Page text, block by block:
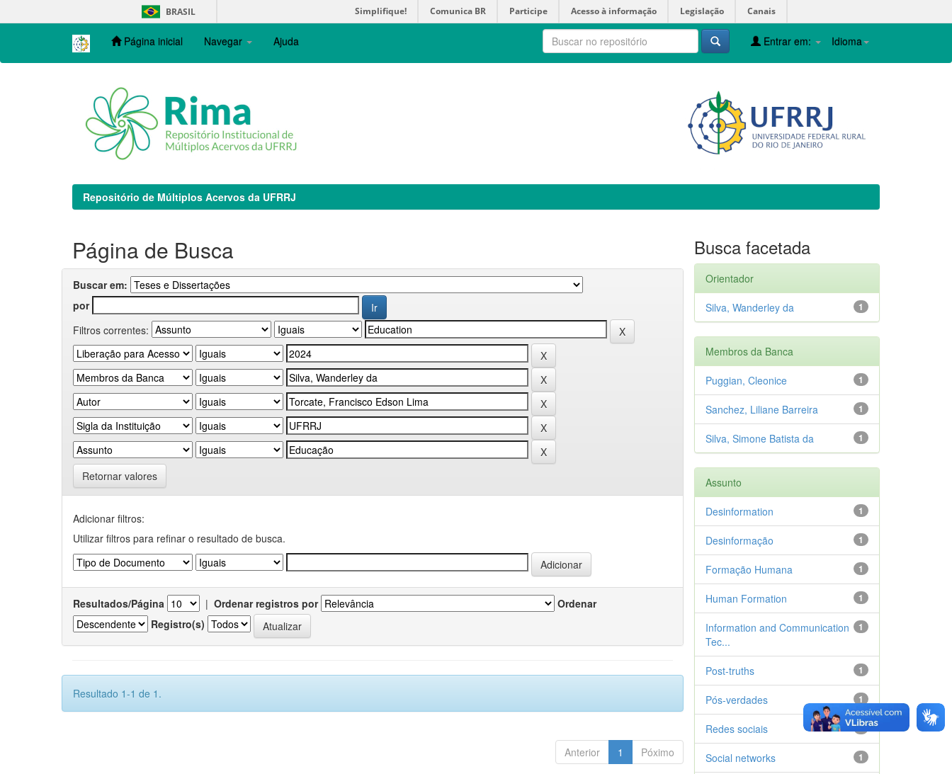
navigation
BRASIL Simplifique! Comunica BR Participe Acesso à informação Legislação Canais
Página inicial Navegar Ajuda Idioma
Entrar em:
Repositório de Múltiplos Acervos da UFRRJ
Página de Busca
Buscar em:
por
Filtros correntes:
Retornar valores
Adicionar filtros:
Utilizar filtros para refinar o resultado de busca.
Resultados/Página | Ordenar registros por
Ordenar
Registro(s)
Resultado 1-1 de 1.
Anterior 1 Póximo
Busca facetada
Orientador
1
Silva, Wanderley da
Membros da Banca
1
Puggian, Cleonice
1
Sanchez, Liliane Barreira
1
Silva, Simone Batista da
Assunto
1
Desinformation
1
Desinformação
1
Formação Humana
1
Human Formation
1
Information and Communication
Tec...
1
Post-truths
1
Pós-verdades
1
Redes sociais
1
Social networks